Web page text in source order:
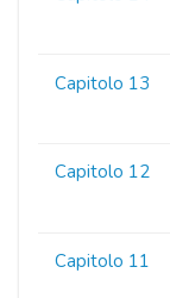
Capitolo 13
Capitolo 12
Capitolo 11